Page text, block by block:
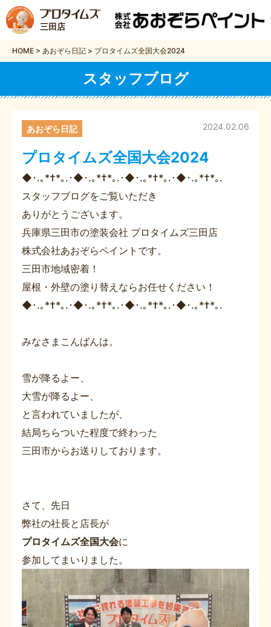
三田店
HOME > あおぞら日記 > プロタイムズ全国大会2024
スタッフブログ
プロタイムズ全国大会2024
2024.02.06
あおぞら日記
◆･.｡*†*｡.･◆･.｡*†*｡.･◆･.｡*†*｡.･◆･.｡*†*｡.
スタッフブログをご覧いただき
ありがとうございます。
兵庫県三田市の塗装会社 プロタイムズ三田店
株式会社あおぞらペイントです。
三田市地域密着！
屋根・外壁の塗り替えならお任せください！
◆･.｡*†*｡.･◆･.｡*†*｡.･◆･.｡*†*｡.･◆･.｡*†*｡.
みなさまこんばんは。
雪が降るよー、
大雪が降るよー、
と言われていましたが、
結局ちらついた程度で終わった
三田市からお送りしております。
さて、先日
弊社の社長と店長が
プロタイムズ全国大会に
参加してまいりました。